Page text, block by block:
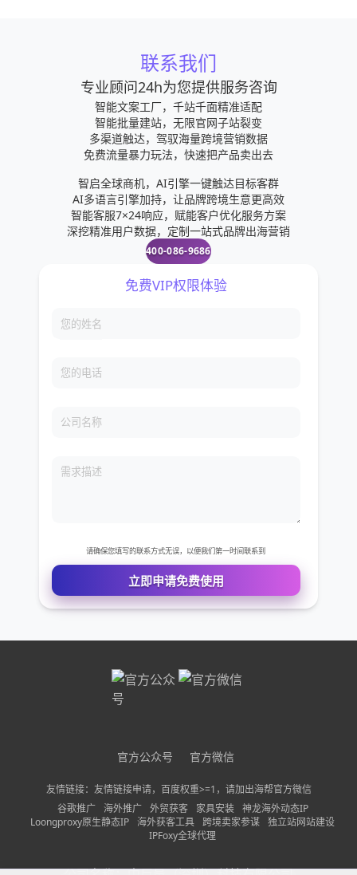
联系我们
专业顾问24h为您提供服务咨询
智能文案工厂，千站千面精准适配
智能批量建站，无限官网子站裂变
多渠道触达，驾驭海量跨境营销数据
免费流量暴力玩法，快速把产品卖出去
智启全球商机，AI引擎一键触达目标客群
AI多语言引擎加持，让品牌跨境生意更高效
智能客服7×24响应，赋能客户优化服务方案
深挖精准用户数据，定制一站式品牌出海营销
400-086-9686
官方公众号 官方微信
友情链接：友情链接申请，百度权重>=1，请加出海帮官方微信
谷歌推广
海外推广 外贸获客 家具安装
神龙海外动态IP
Loongproxy原生静态IP 海外获客工具 跨境卖家参谋 独立站网站建设
IPFoxy全球代理